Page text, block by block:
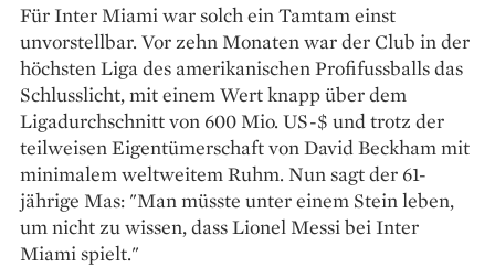
Für Inter Miami war solch ein Tamtam einst
unvorstellbar. Vor zehn Monaten war der Club in der
höchsten Liga des amerikanischen Profifussballs das
Schlusslicht, mit einem Wert knapp über dem
Ligadurchschnitt von 600 Mio. US-$ und trotz der
teilweisen Eigentümerschaft von David Beckham mit
minimalem weltweitem Ruhm. Nun sagt der 61-
jährige Mas: "Man müsste unter einem Stein leben,
um nicht zu wissen, dass Lionel Messi bei Inter
Miami spielt."